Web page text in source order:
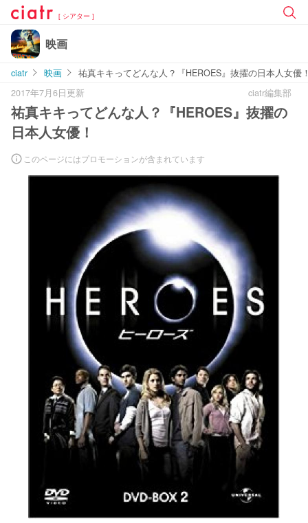
[ シアター ]
映画
ciatr 映画
祐真キキってどんな人？『HEROES』抜擢の日本人女優
2017年7月6日更新
ciatr編集部
祐真キキってどんな人？『HEROES』抜擢の
日本人女優！
このページにはプロモーションが含まれています